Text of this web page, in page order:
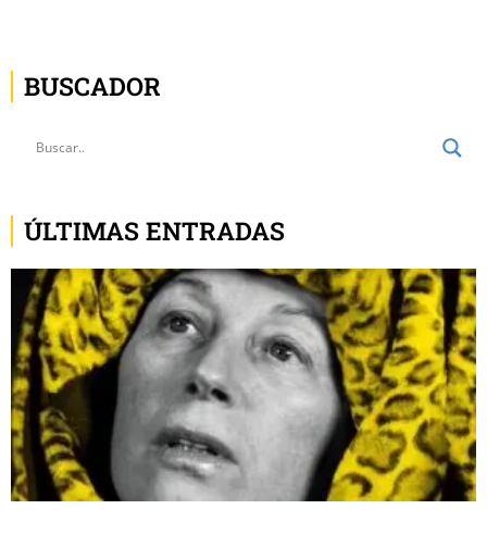
BUSCADOR
ÚLTIMAS ENTRADAS